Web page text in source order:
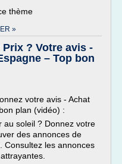
thème
»
? Votre avis -
– Top bon
votre avis - Achat
plan (vidéo) :
au soleil ? Donnez votre
des annonces de
Consultez les annonces